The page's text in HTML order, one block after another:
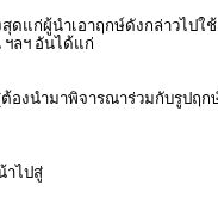
สุดแก่ผู้นำเอาฤกษ์ดังกล่าวไป
ลฯ อันได้แก่
องนำมาพิจารณาร่วมกับรูปฤก
าไปสู่